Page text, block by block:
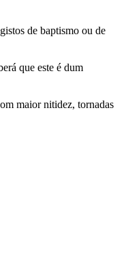
de baptismo ou de
que este é dum
maior nitidez, tornadas